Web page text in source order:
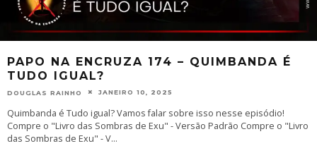
PAPO NA ENCRUZA 174 – QUIMBANDA É
TUDO IGUAL?
DOUGLAS RAINHO JANEIRO 10, 2025
Quimbanda é Tudo igual? Vamos falar sobre isso nesse episódio!
Compre o "Livro das Sombras de Exu" - Versão Padrão Compre o "Livro
das Sombras de Exu" - V...